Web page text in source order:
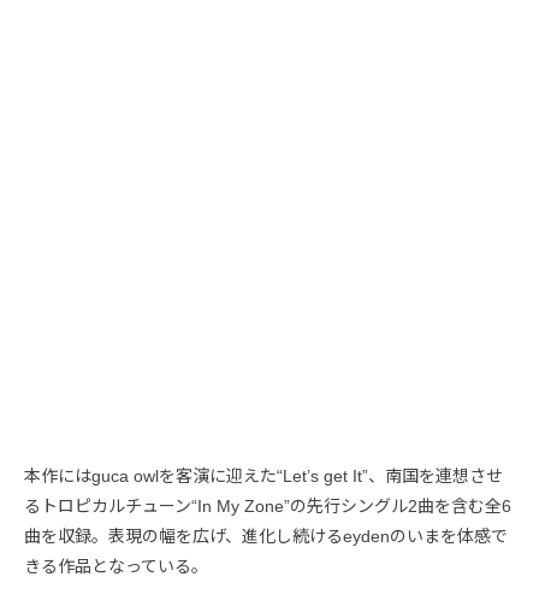
本作にはguca owlを客演に迎えた“Let’s get It”、南国を連想させ
るトロピカルチューン“In My Zone”の先行シングル2曲を含む全6
曲を収録。表現の幅を広げ、進化し続けるeydenのいまを体感で
きる作品となっている。